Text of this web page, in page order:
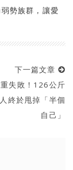
勢族群，讓愛
下一篇文章
失敗！126公斤
終於甩掉「半個
自己」